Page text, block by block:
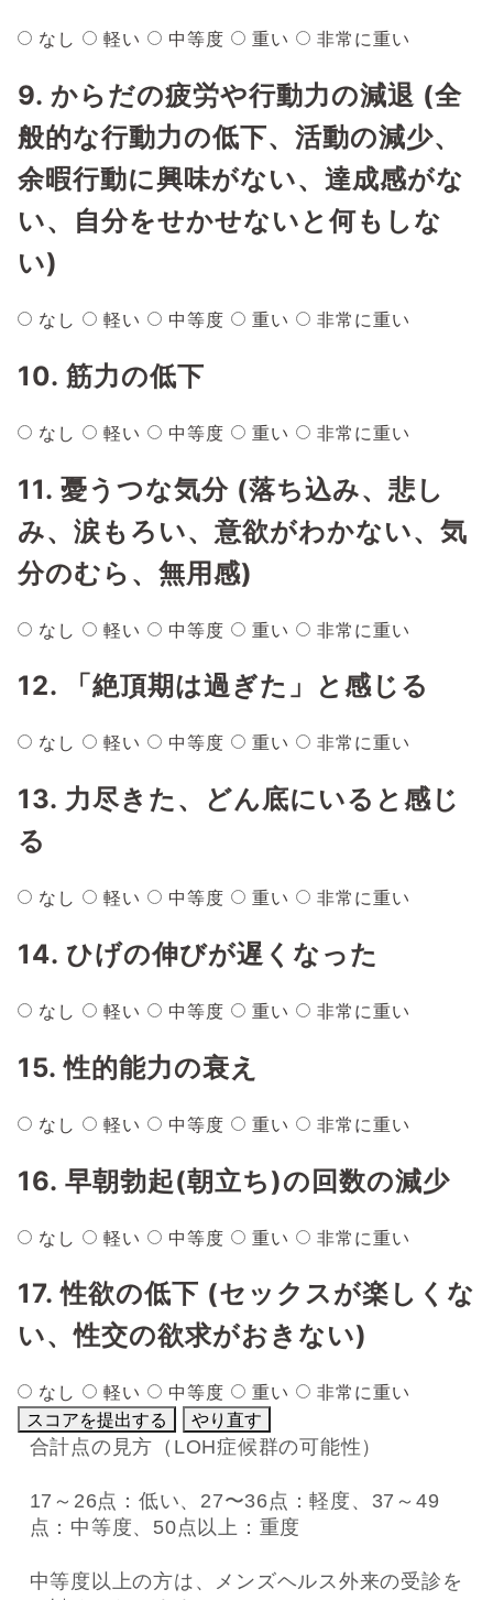
なし 軽い 中等度 重い 非常に重い
9. からだの疲労や行動力の減退 (全
般的な行動力の低下、活動の減少、
余暇行動に興味がない、達成感がな
い、自分をせかせないと何もしな
い)
なし 軽い 中等度 重い 非常に重い
10. 筋力の低下
なし 軽い 中等度 重い 非常に重い
11. 憂うつな気分 (落ち込み、悲し
み、涙もろい、意欲がわかない、気
分のむら、無用感)
なし 軽い 中等度 重い 非常に重い
12. 「絶頂期は過ぎた」と感じる
なし 軽い 中等度 重い 非常に重い
13. 力尽きた、どん底にいると感じ
る
なし 軽い 中等度 重い 非常に重い
14. ひげの伸びが遅くなった
なし 軽い 中等度 重い 非常に重い
15. 性的能力の衰え
なし 軽い 中等度 重い 非常に重い
16. 早朝勃起(朝立ち)の回数の減少
なし 軽い 中等度 重い 非常に重い
17. 性欲の低下 (セックスが楽しくな
い、性交の欲求がおきない)
なし 軽い 中等度 重い
非常に重い
スコアを提出する
やり直す
合計点の見方（LOH症候群の可能性）
17～26点：低い、27〜36点：軽度、37～49
点：中等度、50点以上：重度
中等度以上の方は、メンズヘルス外来の受診を